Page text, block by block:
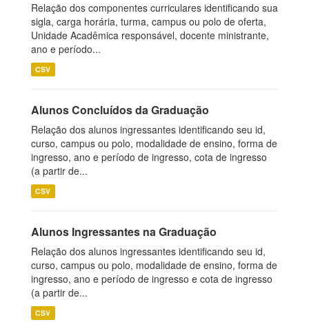
Relação dos componentes curriculares identificando sua
sigla, carga horária, turma, campus ou polo de oferta,
Unidade Acadêmica responsável, docente ministrante,
ano e período...
CSV
Alunos Concluídos da Graduação
Relação dos alunos ingressantes identificando seu id,
curso, campus ou polo, modalidade de ensino, forma de
ingresso, ano e período de ingresso, cota de ingresso
(a partir de...
CSV
Alunos Ingressantes na Graduação
Relação dos alunos ingressantes identificando seu id,
curso, campus ou polo, modalidade de ensino, forma de
ingresso, ano e período de ingresso e cota de ingresso
(a partir de...
CSV